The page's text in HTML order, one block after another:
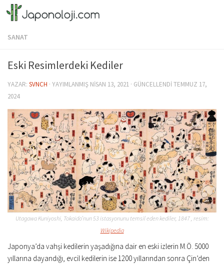
Skip to content
SANAT
Eski Resimlerdeki Kediler
YAZAR: SVNCH · YAYIMLANMIŞ NISAN 13, 2021 · GÜNCELLENDI TEMMUZ 17,
2024
Utagawa Kuniyoshi, Tokaido’nun 53 istasyonunu temsil eden kediler, 1847 , resim:
Wikipedia
Japonya’da vahşi kedilerin yaşadığına dair en eski izlerin M.Ö. 5000
yıllarına dayandığı, evcil kedilerin ise 1200 yıllarından sonra Çin’den